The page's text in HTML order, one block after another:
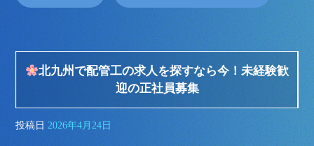
北九州で配管工の求人を探すなら今！未経験歓
迎の正社員募集
投稿日 2026年4月24日